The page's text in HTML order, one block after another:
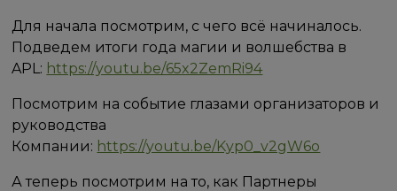
Для начала посмотрим, с чего всё начиналось.
Подведем итоги года магии и волшебства в
APL: https://youtu.be/65x2ZemRi94
Посмотрим на событие глазами организаторов и
руководства
Компании: https://youtu.be/Kyp0_v2gW6o
А теперь посмотрим на то, как Партнеры